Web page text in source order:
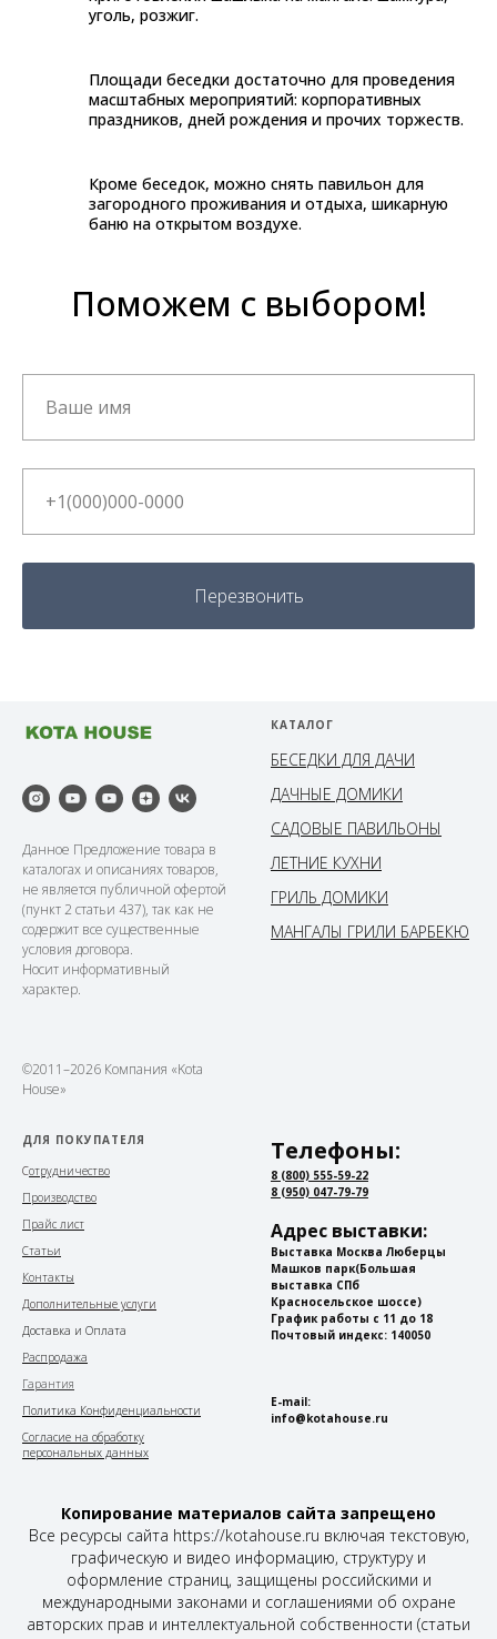
уголь, розжиг.
Площади беседки достаточно для проведения
масштабных мероприятий: корпоративных
праздников, дней рождения и прочих торжеств.
Кроме беседок, можно снять павильон для
загородного проживания и отдыха, шикарную
баню на открытом воздухе.
Поможем с выбором!
Перезвонить
Данное Предложение товара в
каталогах и описаниях товаров,
не является публичной офертой
(пункт 2 статьи 437), так как не
содержит все существенные
условия договора.
Носит информативный
характер.
©2011–2026 Компания «Kota
House»
КАТАЛОГ
БЕСЕДКИ ДЛЯ ДАЧИ
ДАЧНЫЕ ДОМИКИ
САДОВЫЕ ПАВИЛЬОНЫ
ЛЕТНИЕ КУХНИ
ГРИЛЬ ДОМИКИ
МАНГАЛЫ ГРИЛИ БАРБЕКЮ
ДЛЯ ПОКУПАТЕЛЯ
Сотрудничество
Производство
Прайс лист
Статьи
Контакты
Дополнительные услуги
Доставка и Оплата
Распродажа
Гарантия
Политика Конфиденциальности
Согласие на обработку
персональных данных
Телефоны:
8 (800) 555-59-22
8 (950) 047-79-79
Адрес выставки:
Выставка Москва Люберцы
Машков парк(Большая
выставка СПб
Красносельское шоссе)
График работы с 11 до 18
Почтовый индекс: 140050
E-mail:
info@kotahouse.ru
Копирование материалов сайта запрещено
Все ресурсы сайта https://kotahouse.ru включая текстовую,
графическую и видео информацию, структуру и
оформление страниц, защищены российскими и
международными законами и соглашениями об охране
авторских прав и интеллектуальной собственности (статьи